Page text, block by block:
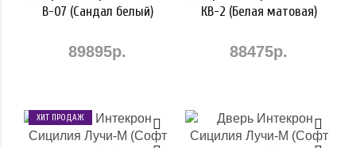
В-07 (Сандал белый)
89895р.
КВ-2 (Белая матовая)
88475р.
ХИТ ПРОДАЖ